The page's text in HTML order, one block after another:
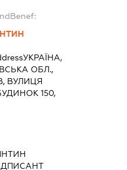
УКРАЇНА,
ОБЛ.,
ВУЛИЦЯ
150,